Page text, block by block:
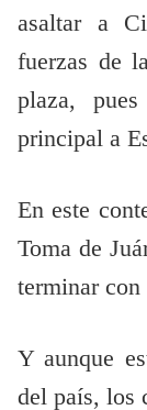
asaltar a
fuerzas de
plaza,
principal a
En este
Toma de
terminar
Y aunque
del país, los